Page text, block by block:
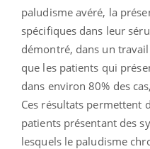
paludisme avéré, la
spécifiques dans leur
démontré, dans un
que les patients qui
dans environ 80% des
Ces résultats permettent
patients présentant des
lesquels le paludisme